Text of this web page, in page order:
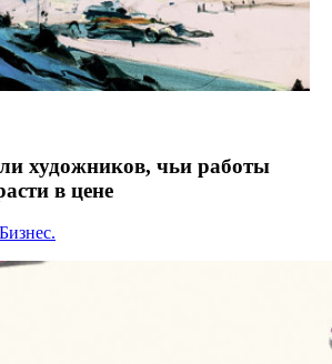
художников, чьи работы
в цене